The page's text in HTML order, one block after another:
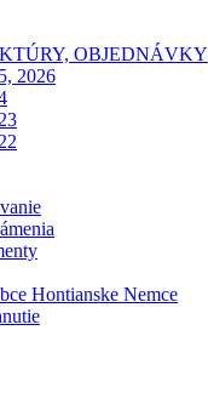
OBJEDNÁVKY
2026
Hontianske Nemce